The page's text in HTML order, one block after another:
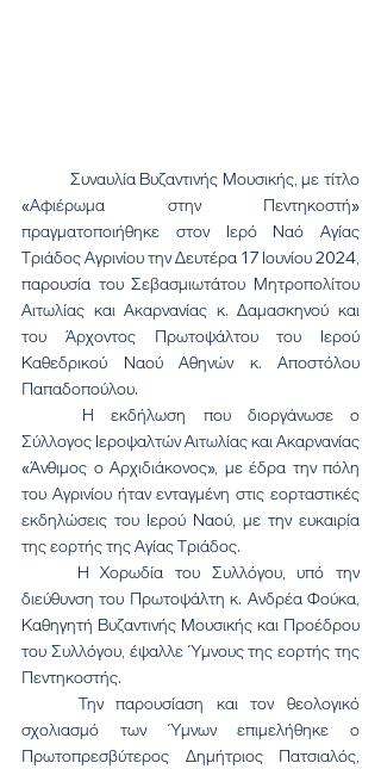
«Αφιέρωμα στην Πεντηκοστή»
πραγματοποιήθηκε στον Ιερό Ναό Αγίας
Τριάδος Αγρινίου την Δευτέρα 17 Ιουνίου 2024,
παρουσία του Σεβασμιωτάτου Μητροπολίτου
Αιτωλίας και Ακαρνανίας κ. Δαμασκηνού και
του Άρχοντος Πρωτοψάλτου του Ιερού
Καθεδρικού Ναού Αθηνών κ. Αποστόλου
Παπαδοπούλου.
Σύλλογος Ιεροψαλτών Αιτωλίας και Ακαρνανίας
«Άνθιμος ο Αρχιδιάκονος», με έδρα την πόλη
του Αγρινίου ήταν ενταγμένη στις εορταστικές
εκδηλώσεις του Ιερού Ναού, με την ευκαιρία
της εορτής της Αγίας Τριάδος.
διεύθυνση του Πρωτοψάλτη κ. Ανδρέα Φούκα,
Καθηγητή Βυζαντινής Μουσικής και Προέδρου
του Συλλόγου, έψαλλε Ύμνους της εορτής της
Πεντηκοστής.
σχολιασμό των Ύμνων επιμελήθηκε ο
Πρωτοπρεσβύτερος Δημήτριος Πατσιαλός,